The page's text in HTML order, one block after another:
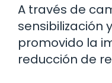
A través de
sensibilización
promovido la
reducción de